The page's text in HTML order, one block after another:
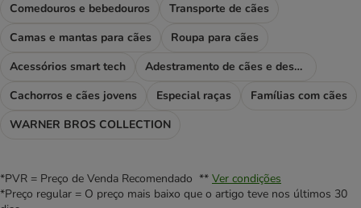
Comedouros e bebedouros
Transporte de cães
Camas e mantas para cães
Roupa para cães
Acessórios smart tech
Adestramento de cães e desporto
Cachorros e cães jovens
Especial raças
Famílias com cães
WARNER BROS COLLECTION
*PVR = Preço de Venda Recomendado ** Ver condições
*Preço regular = O preço mais baixo que o artigo teve nos últimos 30